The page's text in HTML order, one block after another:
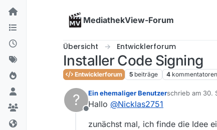
Skip to content
MediathekView-Forum
Übersicht Entwicklerforum
Installer Code Signing
Entwicklerforum 5 beiträge 4 kommentatoren
?
Offline
Ein ehemaliger Benutzerschrieb am 30.
zuletzt editiert
Hallo @Nicklas2751
zunächst mal, ich finde die Idee